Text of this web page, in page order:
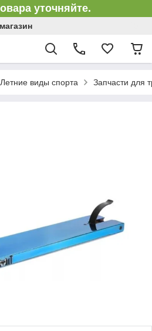
уточняйте.
Летние виды спорта Запчасти для